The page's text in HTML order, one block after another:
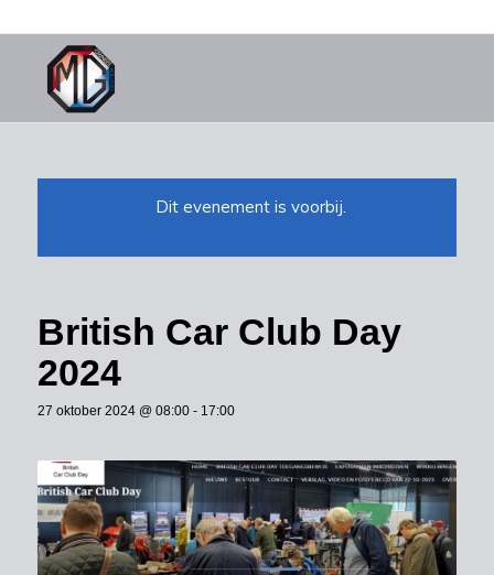
Dit evenement is voorbij.
British Car Club Day
2024
27 oktober 2024 @ 08:00- 17:00